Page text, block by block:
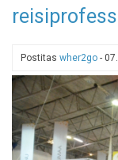
turismimessi
Eesti
Postitas wher2go -